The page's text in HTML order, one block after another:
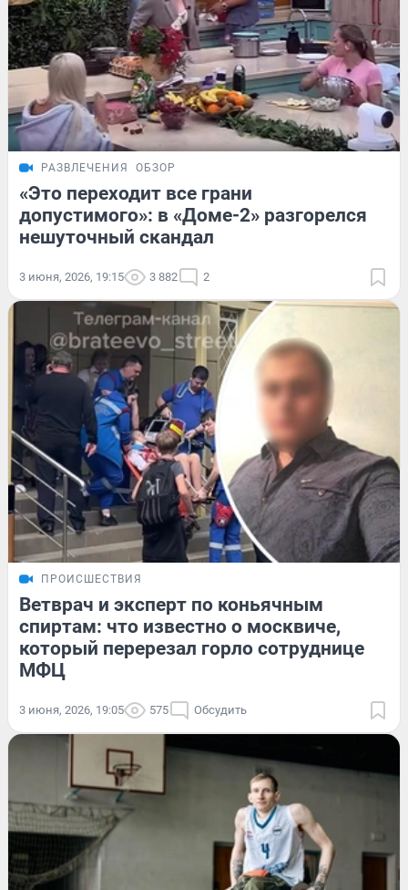
РАЗВЛЕЧЕНИЯ ОБЗОР
«Это переходит все грани
допустимого»: в «Доме-2» разгорелся
нешуточный скандал
3 июня, 2026, 19:15 3 882 2
ПРОИСШЕСТВИЯ
Ветврач и эксперт по коньячным
спиртам: что известно о москвиче,
который перерезал горло сотруднице
МФЦ
3 июня, 2026, 19:05 575 Обсудить